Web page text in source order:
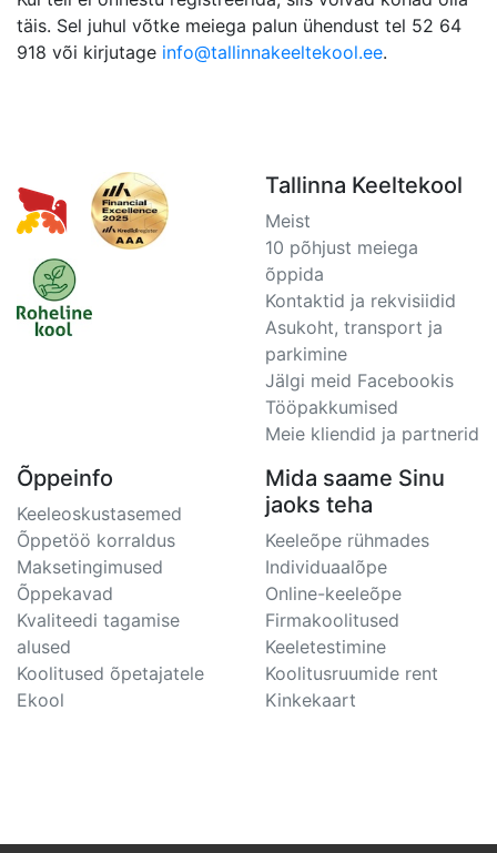
täis. Sel juhul võtke meiega palun ühendust tel 52 64
918 või kirjutage info@tallinnakeeltekool.ee.
Tallinna Keeltekool
Meist
10 põhjust meiega
õppida
Kontaktid ja rekvisiidid
Asukoht, transport ja
parkimine
Jälgi meid Facebookis
Tööpakkumised
Meie kliendid ja partnerid
Õppeinfo
Keeleoskustasemed
Õppetöö korraldus
Maksetingimused
Õppekavad
Kvaliteedi tagamise
alused
Koolitused õpetajatele
Ekool
Mida saame Sinu
jaoks teha
Keeleõpe rühmades
Individuaalõpe
Online-keeleõpe
Firmakoolitused
Keeletestimine
Koolitusruumide rent
Kinkekaart